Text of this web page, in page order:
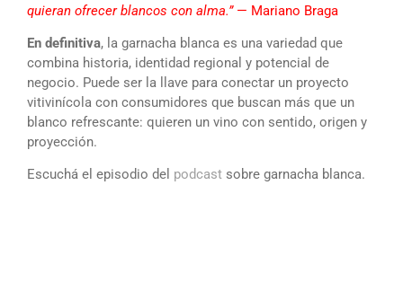
quieran ofrecer blancos con alma.”— Mariano Braga
En definitiva, la garnacha blanca es una variedad que
combina historia, identidad regional y potencial de
negocio. Puede ser la llave para conectar un proyecto
vitivinícola con consumidores que buscan más que un
blanco refrescante: quieren un vino con sentido, origen y
proyección.
Escuchá el episodio del podcast sobre garnacha blanca.